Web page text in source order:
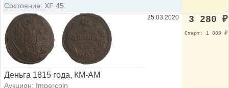
Состояние: XF 45
Деньга 1815 года, КМ-АМ
Аукцион: Impercoin
25.03.2020 3 280 ₽
Старт: 1 000 ₽